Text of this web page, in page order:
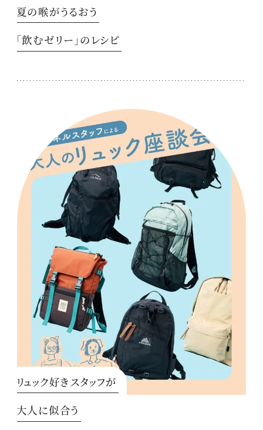
夏の喉がうるおう
「飲むゼリー」のレシピ
リュック好きスタッフが
大人に似合う